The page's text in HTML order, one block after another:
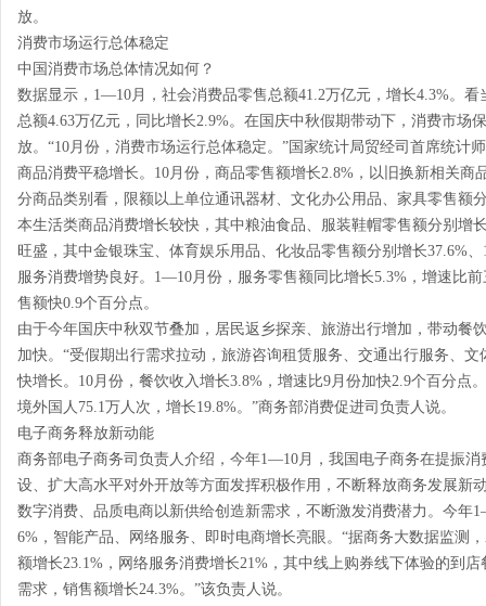
放。
消费市场运行总体稳定
中国消费市场总体情况如何？
数据显示，1—10月，社会消费品零售总额41.2万亿元，增长4.3%。
总额4.63万亿元，同比增长2.9%。在国庆中秋假期带动下，消费市场
放。“10月份，消费市场运行总体稳定。”国家统计局贸经司首席统计
商品消费平稳增长。10月份，商品零售额增长2.8%，以旧换新相关商
分商品类别看，限额以上单位通讯器材、文化办公用品、家具零售额
本生活类商品消费增长较快，其中粮油食品、服装鞋帽零售额分别增
旺盛，其中金银珠宝、体育娱乐用品、化妆品零售额分别增长37.6%、
服务消费增势良好。1—10月份，服务零售额同比增长5.3%，增速比
售额快0.9个百分点。
由于今年国庆中秋双节叠加，居民返乡探亲、旅游出行增加，带动餐
加快。“受假期出行需求拉动，旅游咨询租赁服务、交通出行服务、
快增长。10月份，餐饮收入增长3.8%，增速比9月份加快2.9个百分点
境外国人75.1万人次，增长19.8%。”商务部消费促进司负责人说。
电子商务释放新动能
商务部电子商务司负责人介绍，今年1—10月，我国电子商务在提振
设、扩大高水平对外开放等方面发挥积极作用，不断释放商务发展新
数字消费、品质电商以新供给创造新需求，不断激发消费潜力。今年
6%，智能产品、网络服务、即时电商增长亮眼。“据商务大数据监测
额增长23.1%，网络服务消费增长21%，其中线上购券线下体验的到
需求，销售额增长24.3%。”该负责人说。